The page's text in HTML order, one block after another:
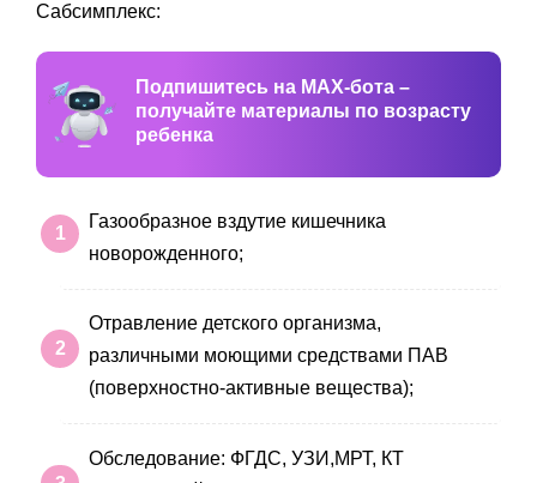
Сабсимплекс:
Подпишитесь на MAX-бота –
получайте материалы по возрасту
ребенка
Газообразное вздутие кишечника
новорожденного;
Отравление детского организма,
различными моющими средствами ПАВ
(поверхностно-активные вещества);
Обследование: ФГДС, УЗИ,МРТ, КТ